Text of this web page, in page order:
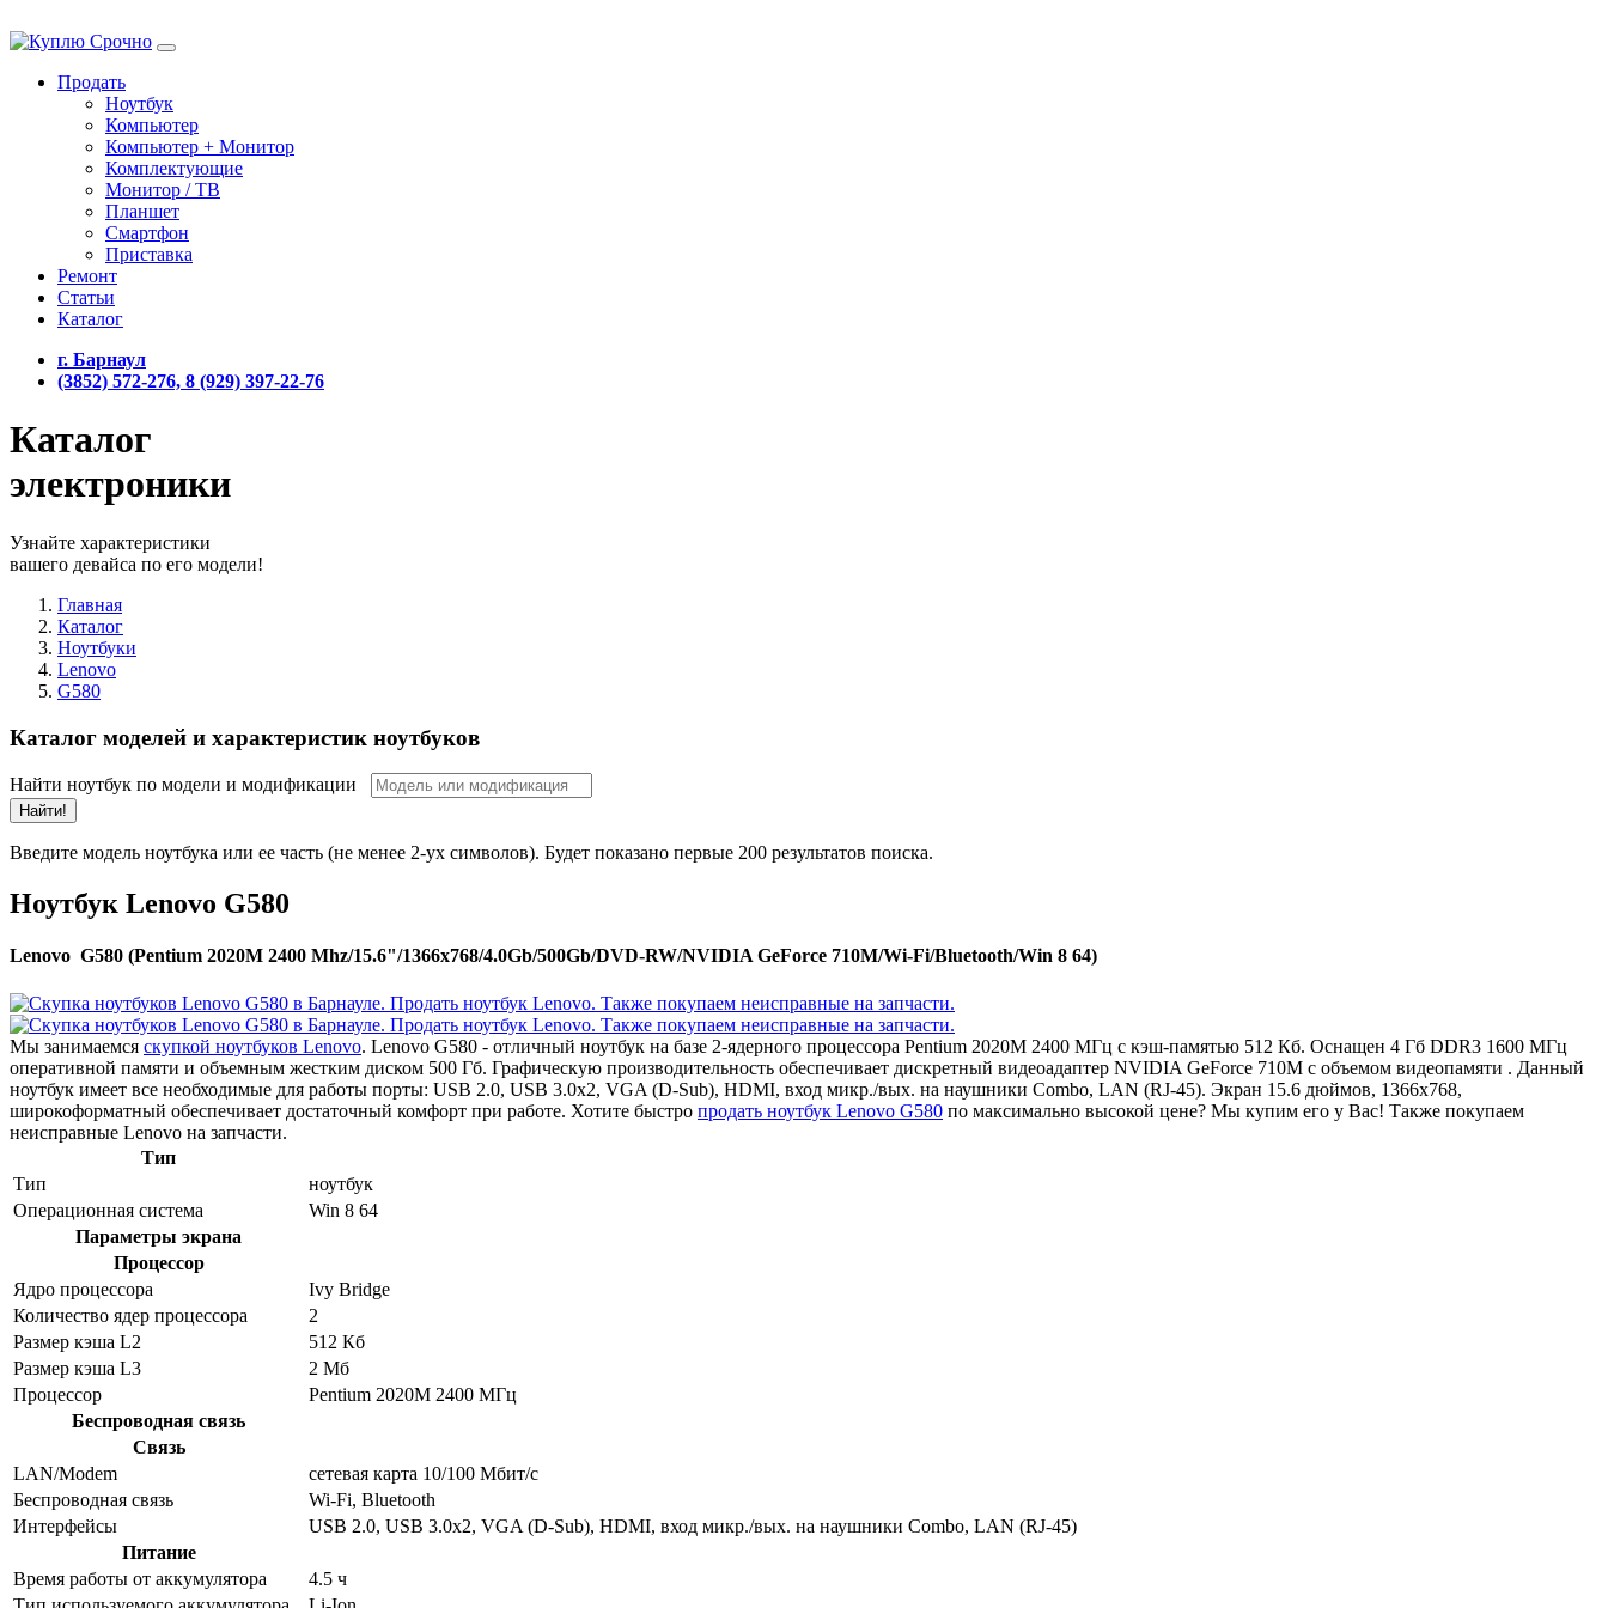
Продать
Ноутбук
Компьютер
Компьютер + Монитор
Комплектующие
Монитор / ТВ
Планшет
Смартфон
Приставка
Ремонт
Статьи
Каталог
г. Барнаул
(3852) 572-276, 8 (929) 397-22-76
Каталог
электроники
Узнайте характеристики
вашего девайса по его модели!
Главная
Каталог
Ноутбуки
Lenovo
G580
Каталог моделей и характеристик ноутбуков
Найти ноутбук по модели и модификации
Найти!
Введите модель ноутбука или ее часть (не менее 2-ух символов). Будет показано первые 200 результатов поиска.
Ноутбук Lenovo G580
Lenovo G580 (Pentium 2020M 2400 Mhz/15.6"/1366x768/4.0Gb/500Gb/DVD-RW/NVIDIA GeForce 710M/Wi-Fi/Bluetooth/Win 8 64)
Мы занимаемся скупкой ноутбуков Lenovo. Lenovo G580 - отличный ноутбук на базе 2-ядерного процессора Pentium 2020M 2400 МГц с кэш-памятью 512 Кб. Оснащен 4 Гб DDR3 1600 МГц
оперативной памяти и объемным жестким диском 500 Гб. Графическую производительность обеспечивает дискретный видеоадаптер NVIDIA GeForce 710M с объемом видеопамяти . Данный
ноутбук имеет все необходимые для работы порты: USB 2.0, USB 3.0x2, VGA (D-Sub), HDMI, вход микр./вых. на наушники Combo, LAN (RJ-45). Экран 15.6 дюймов, 1366x768,
широкоформатный обеспечивает достаточный комфорт при работе. Хотите быстро продать ноутбук Lenovo G580 по максимально высокой цене? Мы купим его у Вас! Также покупаем
неисправные Lenovo на запчасти.
Тип
Тип
ноутбук
Операционная система
Win 8 64
Параметры экрана
Процессор
Ядро процессора
Ivy Bridge
Количество ядер процессора
2
Размер кэша L2
512 Кб
Размер кэша L3
2 Мб
Процессор
Pentium 2020M 2400 МГц
Беспроводная связь
Связь
LAN/Modem
сетевая карта 10/100 Мбит/c
Беспроводная связь
Wi-Fi, Bluetooth
Интерфейсы
USB 2.0, USB 3.0x2, VGA (D-Sub), HDMI, вход микр./вых. на наушники Combo, LAN (RJ-45)
Питание
Время работы от аккумулятора
4.5 ч